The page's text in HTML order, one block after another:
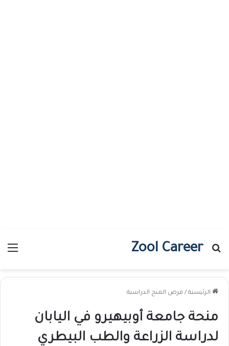
Zool Career
بحث عن
الرئيسية / فرص المنح الدراسية
منحة جامعة أوبيهيرو في اليابان
لدراسة الزراعة والطب البيطري